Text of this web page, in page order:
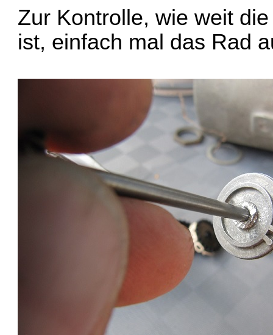
Zur Kontrolle, wie weit
ist, einfach mal das Rad